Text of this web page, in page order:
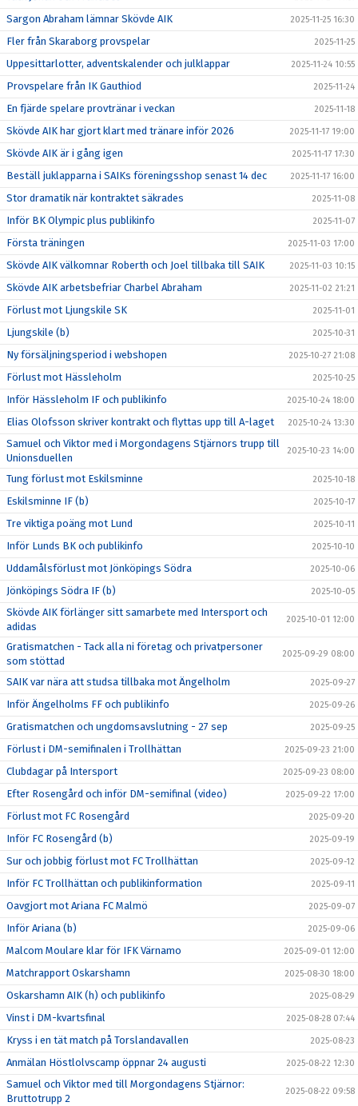
Sargon Abraham lämnar Skövde AIK 2025-11-25 16:30
Fler från Skaraborg provspelar 2025-11-25
Uppesittarlotter, adventskalender och julklappar 2025-11-24 10:55
Provspelare från IK Gauthiod 2025-11-24
En fjärde spelare provtränar i veckan 2025-11-18
Skövde AIK har gjort klart med tränare inför 2026 2025-11-17 19:00
Skövde AIK är i gång igen 2025-11-17 17:30
Beställ juklapparna i SAIKs föreningsshop senast 14 dec 2025-11-17 16:00
Stor dramatik när kontraktet säkrades 2025-11-08
Inför BK Olympic plus publikinfo 2025-11-07
Första träningen 2025-11-03 17:00
Skövde AIK välkomnar Roberth och Joel tillbaka till SAIK 2025-11-03 10:15
Skövde AIK arbetsbefriar Charbel Abraham 2025-11-02 21:21
Förlust mot Ljungskile SK 2025-11-01
Ljungskile (b) 2025-10-31
Ny försäljningsperiod i webshopen 2025-10-27 21:08
Förlust mot Hässleholm 2025-10-25
Inför Hässleholm IF och publikinfo 2025-10-24 18:00
Elias Olofsson skriver kontrakt och flyttas upp till A-laget 2025-10-24 13:30
Samuel och Viktor med i Morgondagens Stjärnors trupp till
Unionsduellen
2025-10-23 14:00
Tung förlust mot Eskilsminne 2025-10-18
Eskilsminne IF (b) 2025-10-17
Tre viktiga poäng mot Lund 2025-10-11
Inför Lunds BK och publikinfo 2025-10-10
Uddamålsförlust mot Jönköpings Södra 2025-10-06
Jönköpings Södra IF (b) 2025-10-05
Skövde AIK förlänger sitt samarbete med Intersport och
adidas
2025-10-01 12:00
Gratismatchen - Tack alla ni företag och privatpersoner
som stöttad
2025-09-29 08:00
SAIK var nära att studsa tillbaka mot Ängelholm 2025-09-27
Inför Ängelholms FF och publikinfo 2025-09-26
Gratismatchen och ungdomsavslutning - 27 sep 2025-09-25
Förlust i DM-semifinalen i Trollhättan 2025-09-23 21:00
Clubdagar på Intersport 2025-09-23 08:00
Efter Rosengård och inför DM-semifinal (video) 2025-09-22 17:00
Förlust mot FC Rosengård 2025-09-20
Inför FC Rosengård (b) 2025-09-19
Sur och jobbig förlust mot FC Trollhättan 2025-09-12
Inför FC Trollhättan och publikinformation 2025-09-11
Oavgjort mot Ariana FC Malmö 2025-09-07
Inför Ariana (b) 2025-09-06
Malcom Moulare klar för IFK Värnamo 2025-09-01 12:00
Matchrapport Oskarshamn 2025-08-30 18:00
Oskarshamn AIK (h) och publikinfo 2025-08-29
Vinst i DM-kvartsfinal 2025-08-28 07:44
Kryss i en tät match på Torslandavallen 2025-08-23
Anmälan Höstlolvscamp öppnar 24 augusti 2025-08-22 12:30
Samuel och Viktor med till Morgondagens Stjärnor:
Bruttotrupp 2
2025-08-22 09:58